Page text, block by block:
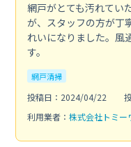
網戸がとても汚れてい
が、スタッフの方が丁
れいになりました。風
す。
網戸清掃
投稿日：2024/04/22
利用業者： 株式会社トミー